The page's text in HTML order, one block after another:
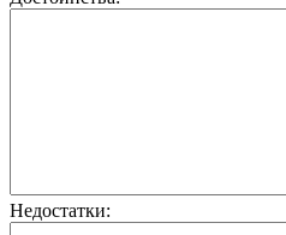
Недостатки: